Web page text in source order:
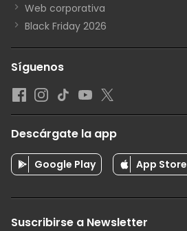
Web corporativa
Black Friday 2026
Síguenos
Descárgate la app
Google Play App Store
Suscribirse a Newsletter